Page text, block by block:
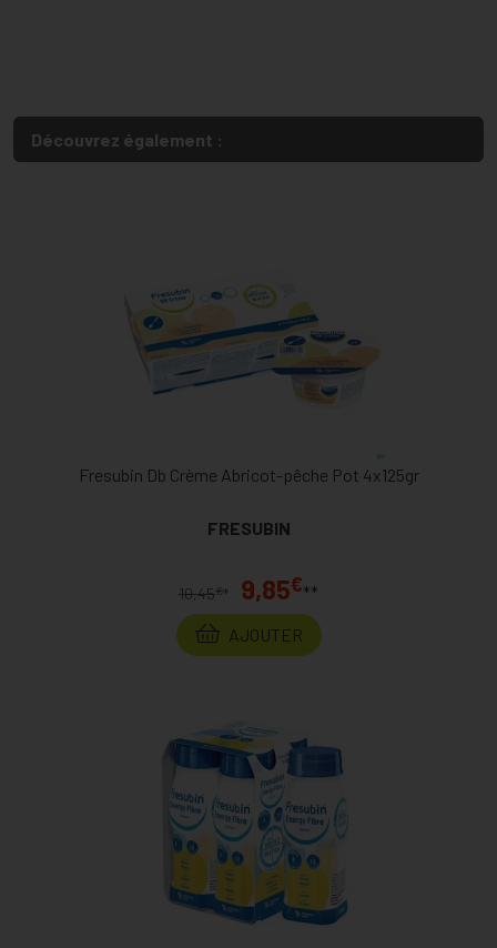
Découvrez également :
Fresubin Db Crème Abricot-pêche Pot 4x125gr
FRESUBIN
10,45€* 9,85€**
AJOUTER